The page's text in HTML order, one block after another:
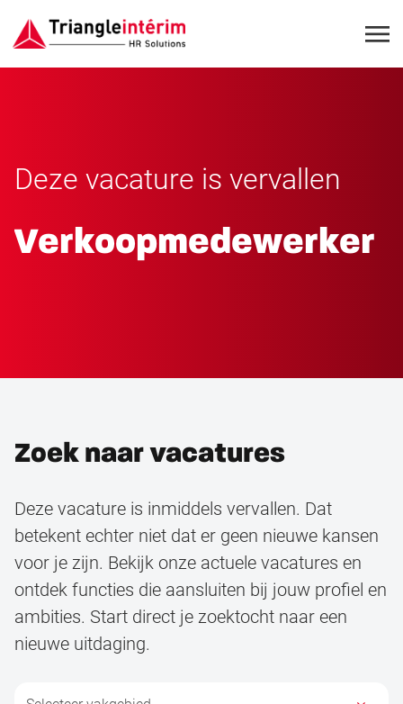
Deze vacature is vervallen
Verkoopmedewerker
Zoek naar vacatures
Deze vacature is inmiddels vervallen. Dat
betekent echter niet dat er geen nieuwe kansen
voor je zijn. Bekijk onze actuele vacatures en
ontdek functies die aansluiten bij jouw profiel en
ambities. Start direct je zoektocht naar een
nieuwe uitdaging.